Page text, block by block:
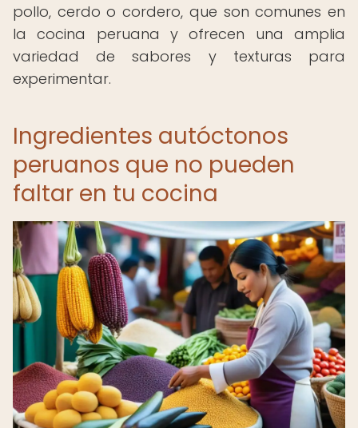
pollo, cerdo o cordero, que son comunes en
la cocina peruana y ofrecen una amplia
variedad de sabores y texturas para
experimentar.
Ingredientes autóctonos
peruanos que no pueden
faltar en tu cocina